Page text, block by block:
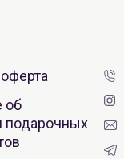
об
подарочных